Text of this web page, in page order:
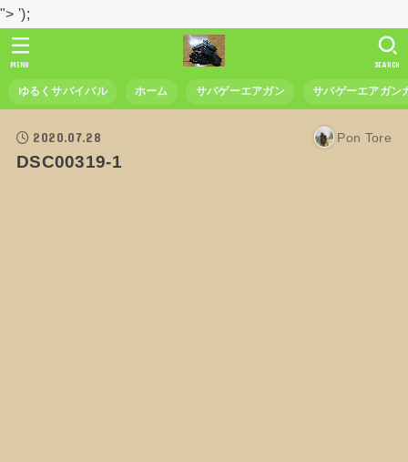
"> ');
ゆるくサバイバル ホーム サバゲーエアガン サバゲーエアガン
SEARCH
MENU
2020.07.28 Pon Tore
DSC00319-1